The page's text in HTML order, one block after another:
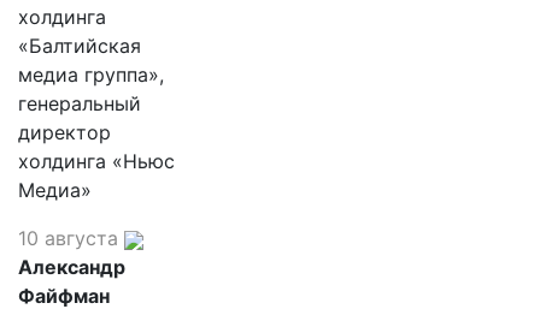
холдинга
«Балтийская
медиа группа»,
генеральный
директор
холдинга «Ньюс
Медиа»
10 августа
Александр
Файфман